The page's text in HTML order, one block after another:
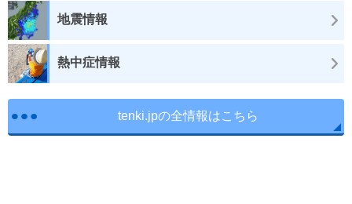
地震情報
熱中症情報
tenki.jpの全情報はこちら